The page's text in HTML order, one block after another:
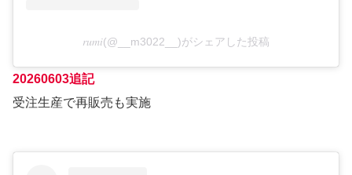
𝑟𝑢𝑚𝑖(@__m3022__)がシェアした投稿
20260603追記
受注生産で再販売も実施